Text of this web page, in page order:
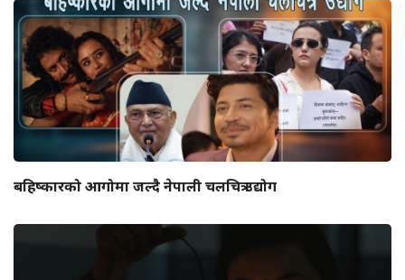
बहिष्कारको आगोमा जल्दै नेपाली चलचित्र उद्योग